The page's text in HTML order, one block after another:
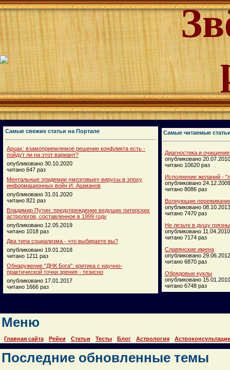
Самые свежие статьи на Портале
Арцах: взамоприемлемое решение конфликта есть -
пойдут ли на этот вариант?
опубликовано 30.10.2020
читано 647 раз
Ментальные эпидемии «мозговые» вирусы в эпоху
информационных войн И. Ашманов
опубликовано 31.01.2020
читано 821 раз
Владимир Путин: предупреждение ведущих питерских
астрологов, составленное в 1999 году
опубликовано 12.05.2019
читано 1018 раз
Два типа социализма - что выбираете вы?
опубликовано 19.01.2018
читано 1211 раз
Обнаружение "ДНК Бога": критика с научно-
практической точки зрения - тезисно
опубликовано 17.01.2017
читано 1666 раз
Самые читаемые
Диагностика и
опубликовано 20.07.2010
читано 10620 раз
Исполнение желаний -
опубликовано 24.12.2009
читано 8086 раз
Волнующие
опубликовано 08.10.2013
читано 7470 раз
Не лезьте в душу
опубликовано 11.04.2010
читано 7174 раз
Славянские имена
опубликовано 29.06.2012
читано 6870 раз
Обрядовые куклы
опубликовано 15.01.2010
читано 6748 раз
Меню
Главная сайта Рейки Статьи Тесты Блог Астрология
Последние обновленные темы